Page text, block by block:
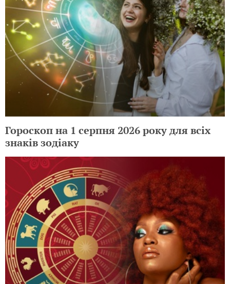
Гороскоп на 1 серпня 2026 року для всіх
знаків зодіаку